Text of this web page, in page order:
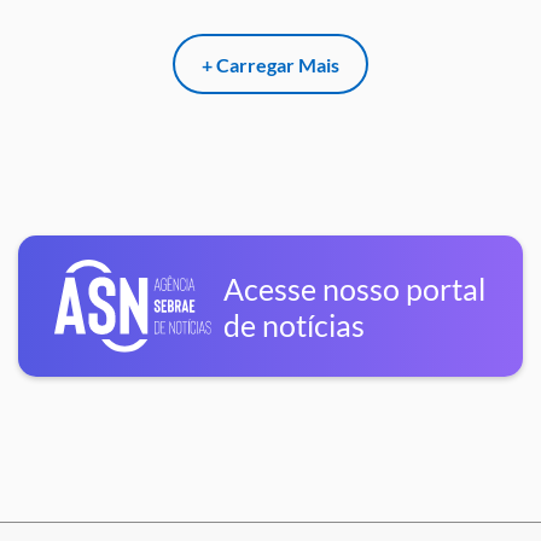
+ Carregar Mais
Acesse nosso portal
de notícias